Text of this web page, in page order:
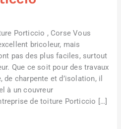
Porticcio , Corse Vous
bricoleur, mais
pas des plus faciles, surtout
Que ce soit pour des travaux
de charpente et d’isolation, il
à un couvreur
de toiture Porticcio […]